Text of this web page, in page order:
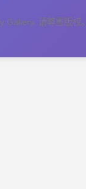
Gallery. 请尊重版权。